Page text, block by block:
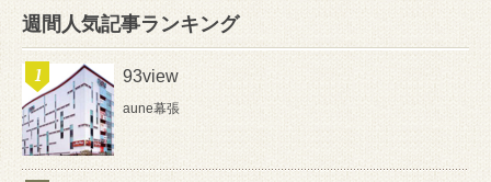
週間人気記事ランキング
93view
aune幕張